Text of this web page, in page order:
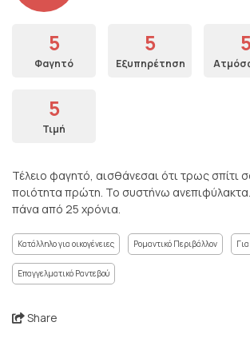
5
Φαγητό
5
Εξυπηρέτηση
5
5
Τιμή
Τέλειο φαγητό, αισθάνεσαι ότι τρως σπίτι
ποιότητα πρώτη. Το συστήνω
πάνα από 25 χρόνια.
Κατάλληλο για οικογένειες Ρομαντικό Περιβάλλον
Επαγγελματικό Ραντεβού
Share